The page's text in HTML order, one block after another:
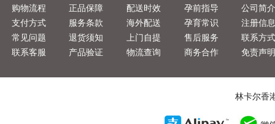
购物流程
支付方式
常见问题
联系客服
正品保障
服务条款
退货须知
产品验证
配送时效
海外配送
上门自提
物流查询
孕前指导
孕育常识
售后服务
商务合作
公司简
注册信
联系方
免责声
林卡尔香